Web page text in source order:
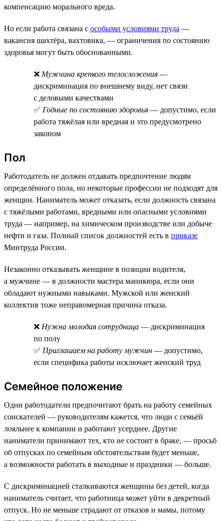
компенсацию морального вреда.
Но если работа связана с особыми условиями труда —
вакансия шахтёра, вахтовика, — ограничения по состоянию
здоровья могут быть обоснованными.
❌ Мужчина крепкого телосложения —
дискриминация по внешнему виду, нет связи
с деловыми качествами
✅ Годные по состоянию здоровья — допустимо, если
работа тяжёлая или вредная и это предусмотрено
законом
Пол
Работодатель не должен отдавать предпочтение людям
определённого пола, но некоторые профессии не подходят для
женщин. Наниматель может отказать, если должность связана
с тяжёлыми работами, вредными или опасными условиями
труда — например, на химическом производстве или добыче
нефти и газа. Полный список должностей есть в приказе
Минтруда России.
Незаконно отказывать женщине в позиции водителя,
а мужчине — в должности мастера маникюра, если они
обладают нужными навыками. Мужской или женский
коллектив тоже неправомерная причина отказа.
❌ Нужна молодая сотрудница — дискриминация
по полу
✅ Приглашаем на работу мужчин — допустимо,
если специфика работы исключает женский труд
Семейное положение
Одни работодатели предпочитают брать на работу семейных
соискателей — руководителям кажется, что люди с семьёй
лояльнее к компании и работают усерднее. Другие
наниматели принимают тех, кто не состоит в браке, — просьб
об отпусках по семейным обстоятельствам будет меньше,
а возможности работать в выходные и праздники — больше.
С дискриминацией сталкиваются женщины без детей, когда
наниматель считает, что работница может уйти в декретный
отпуск. Но не меньше страдают от отказов и мамы, потому